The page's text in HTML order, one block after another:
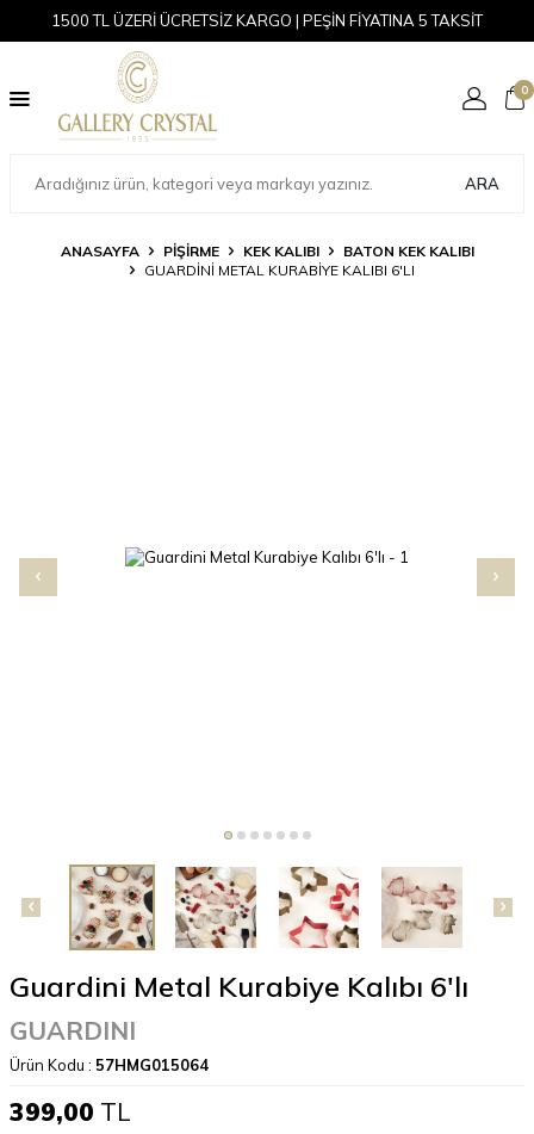
1500 TL ÜZERİ ÜCRETSİZ KARGO | PEŞİN FİYATINA 5 TAKSİT
ARA
0
ANASAYFA PİŞİRME KEK KALIBI
BATON KEK KALIBI
GUARDINI METAL KURABIYE KALIBI 6'LI
Guardini Metal Kurabiye Kalıbı 6'lı
GUARDINI
Ürün Kodu : 57HMG015064
399,00 TL